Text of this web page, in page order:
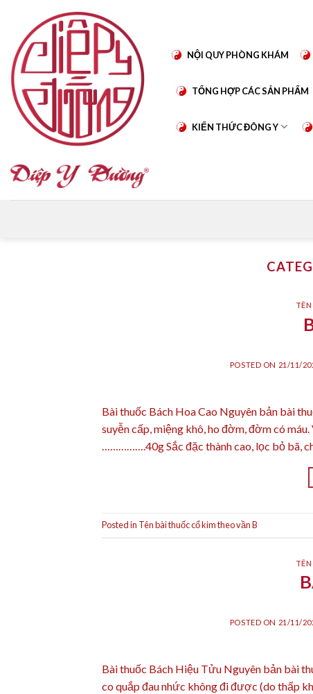
content
NỘI QUY PHÒNG KHÁM
TỔNG HỢP CÁC SẢN PHẨM
KIẾN THỨC ĐÔNG Y
POSTED ON 21/11/
Bài thuốc Bách Hoa Cao Nguyên bản bài
suyễn cấp, miệng khô, ho đờm, đờm có
…………….40g Sắc đặc thành cao, lọc bỏ bã,
Posted in Tên bài thuốc cổ kim theo vần B
POSTED ON 21/11/
Bài thuốc Bách Hiệu Tửu Nguyên bản bài
co quắp đau nhức không đi được (do thấp